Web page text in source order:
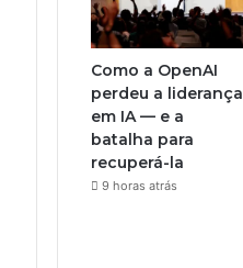
Como a OpenAI
perdeu a liderança
em IA — e a
batalha para
recuperá-la
9 horas atrás